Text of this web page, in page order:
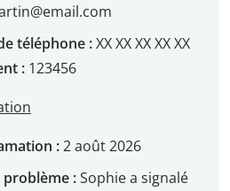
téléphone :XX XX XX XX XX
:123456
:2 août 2026
:Sophie a signalé